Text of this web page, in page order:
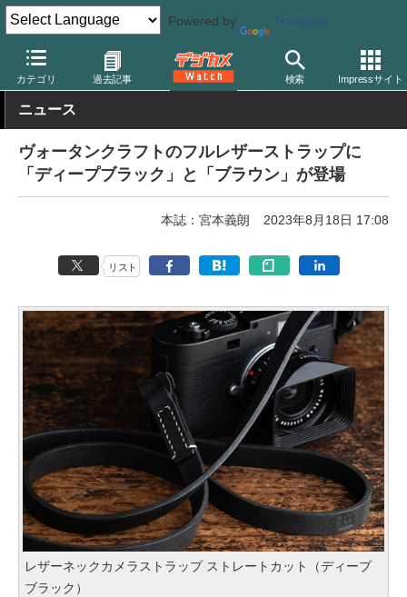
Powered by Translate
カテゴリ 過去記事 検索 Impressサイト
デジカメ Watch 撮影用品 ストラップ
ニュース
ヴォータンクラフトのフルレザーストラップに
「ディープブラック」と「ブラウン」が登場
本誌：宮本義朗 2023年8月18日 17:08
リスト
レザーネックカメラストラップ ストレートカット（ディープ
ブラック）